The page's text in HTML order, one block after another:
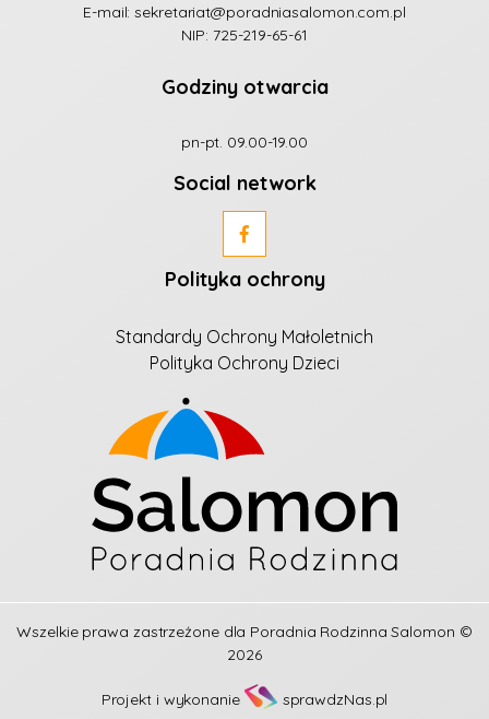
E-mail:sekretariat@poradniasalomon.com.pl
NIP: 725-219-65-61
Godziny otwarcia
pn-pt. 09.00-19.00
Social network
Polityka ochrony
Standardy Ochrony Małoletnich
Polityka Ochrony Dzieci
Wszelkie prawa zastrzeżone dla Poradnia Rodzinna Salomon ©
2026
Projekt i wykonanie sprawdzNas.pl